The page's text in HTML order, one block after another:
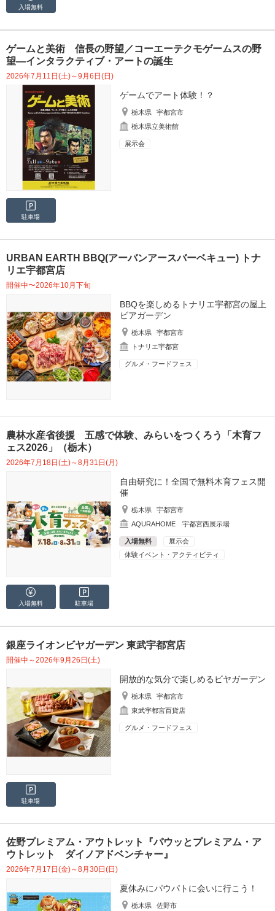
入場無料
ゲームと美術 信長の野望／コーエーテクモゲームスの野
望―インタラクティブ・アートの誕生
2026年7月11日(土)～9月6日(日)
ゲームでアート体験！？
栃木県
宇都宮市
栃木県立美術館
展示会
駐車場
URBAN EARTH BBQ(アーバンアースバーベキュー) トナ
リエ宇都宮店
開催中〜2026年10月下旬
BBQを楽しめるトナリエ宇都宮の屋上
ビアガーデン
栃木県
宇都宮市
トナリエ宇都宮
グルメ・フードフェス
農林水産省後援 五感で体験、みらいをつくろう「木育フ
ェス2026」（栃木）
2026年7月18日(土)～8月31日(月)
自由研究に！全国で無料木育フェス開
催
栃木県
宇都宮市
AQURAHOME 宇都宮西展示場
入場無料
展示会
体験イベント・アクティビティ
入場無料 駐車場
銀座ライオンビヤガーデン 東武宇都宮店
開催中～2026年9月26日(土)
開放的な気分で楽しめるビヤガーデン
栃木県
宇都宮市
東武宇都宮百貨店
グルメ・フードフェス
駐車場
佐野プレミアム・アウトレット『パウッとプレミアム・ア
ウトレット ダイノアドベンチャー』
2026年7月17日(金)～8月30日(日)
夏休みにパウパトに会いに行こう！
栃木県 佐野市